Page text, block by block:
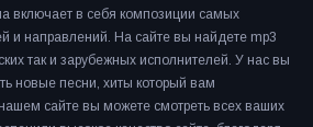
включает в себя композиции самых
и направлений. На сайте вы найдете mp3
так и зарубежных исполнителей. У нас вы
новые песни, хиты который вам
сайте вы можете смотреть всех ваших